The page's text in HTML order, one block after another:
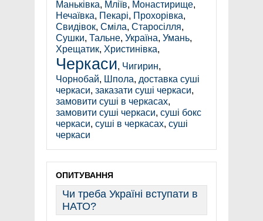
Маньківка, Мліїв, Монастирище,
Нечаївка, Пекарі, Прохорівка,
Свидівок, Сміла, Старосілля,
Сушки, Тальне, Україна, Умань,
Хрещатик, Христинівка,
Черкаси, Чигирин,
Чорнобай, Шпола, доставка суші
черкаси, заказати суші черкаси,
замовити суші в черкасах,
замовити суші черкаси, суші бокс
черкаси, суші в черкасах, суші
черкаси
ОПИТУВАННЯ
Чи треба Україні вступати в
НАТО?